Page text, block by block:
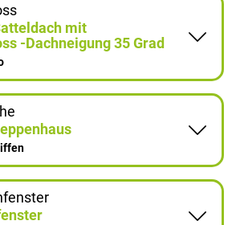
mit
-Dachneigung 35 Grad